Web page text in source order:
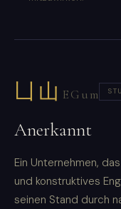
凵山 EGum
Anerkannt
Ein Unternehmen,
und konstruktives
seinen Stand durch